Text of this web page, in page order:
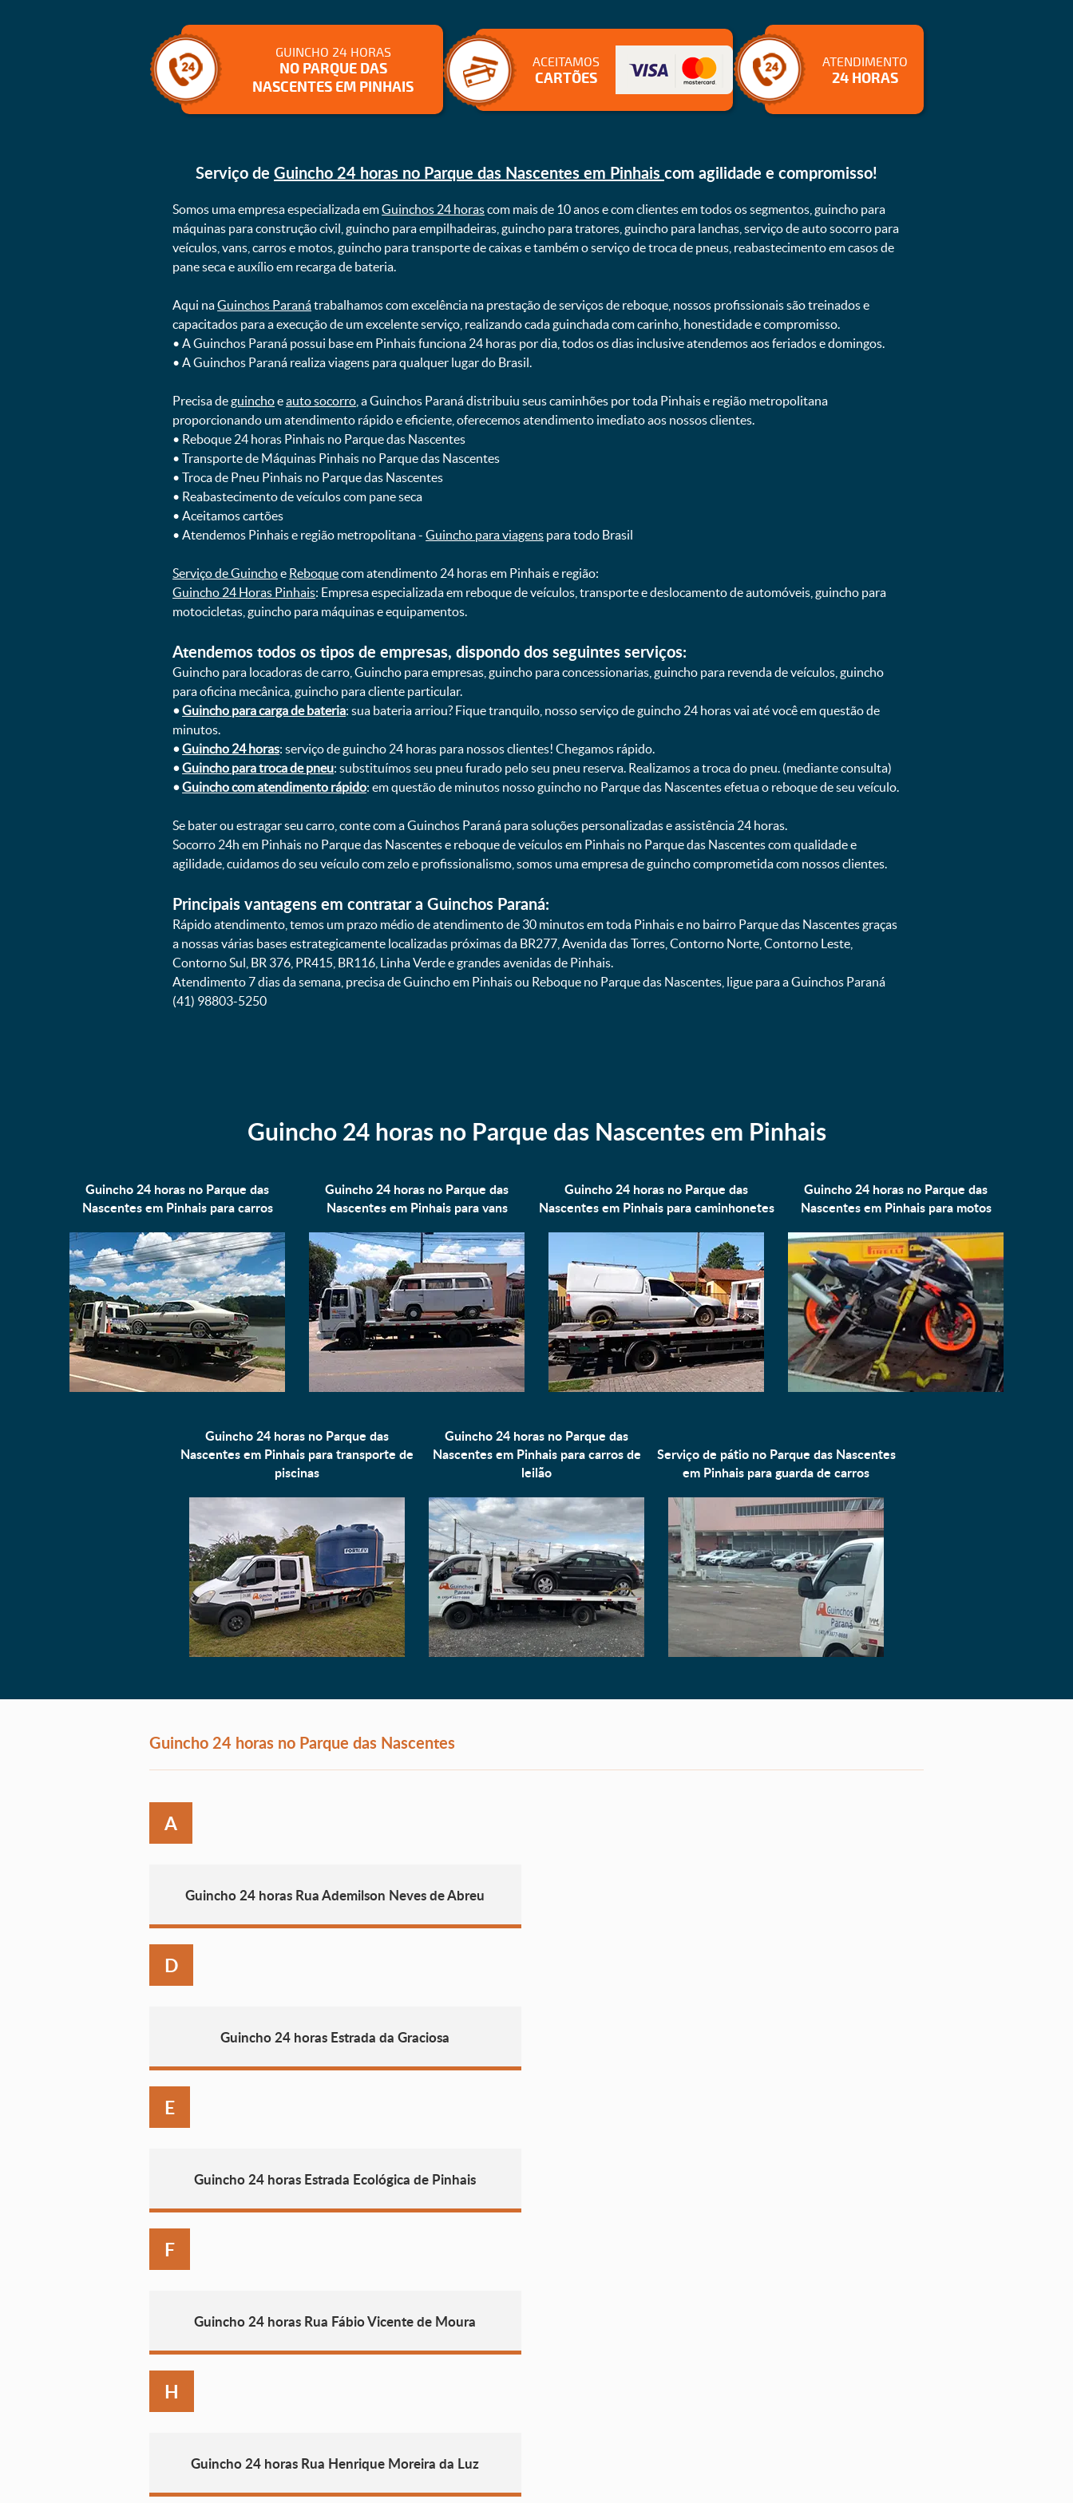
GUINCHO 24 HORAS
NO PARQUE DAS
NASCENTES EM PINHAIS
ACEITAMOS
CARTÕES
ATENDIMENTO
24 HORAS
Serviço de Guincho 24 horas no Parque das Nascentes em Pinhaiscom agilidade e compromisso!
Somos uma empresa especializada emGuinchos 24 horascom mais de 10 anos e com clientes em todos os segmentos, guincho para
máquinas para construção civil, guincho para empilhadeiras, guincho para tratores, guincho para lanchas, serviço de auto socorro para
veículos, vans, carros e motos, guincho para transporte de caixas e também o serviço de troca de pneus, reabastecimento em casos de
pane seca e auxílio em recarga de bateria. ㅤㅤ
Aqui naGuinchos Paranátrabalhamos com excelência na prestação de serviços de reboque, nossos profissionais são treinados e
capacitados para a execução de um excelente serviço, realizando cada guinchada com carinho, honestidade e compromisso.
ㅤㅤ• A Guinchos Paraná possui base em Pinhais funciona 24 horas por dia, todos os dias inclusive atendemos aos feriados e domingos.
ㅤㅤ• A Guinchos Paraná realiza viagens para qualquer lugar do Brasil.
Precisa deguinchoeauto socorro , a Guinchos Paraná distribuiu seus caminhões por toda Pinhais e região metropolitana
proporcionando um atendimento rápido e eficiente, oferecemos atendimento imediato aos nossos clientes.
ㅤㅤ• Reboque 24 horas Pinhais no Parque das Nascentes
ㅤㅤ• Transporte de Máquinas Pinhais no Parque das Nascentes
ㅤㅤ• Troca de Pneu Pinhais no Parque das Nascentes
ㅤㅤ• Reabastecimento de veículos com pane seca
ㅤㅤ• Aceitamos cartões
ㅤㅤ• Atendemos Pinhais e região metropolitana -Guincho para viagens para todo Brasil
Serviço de Guinchoe Reboquecom atendimento 24 horas em Pinhais e região:
Guincho 24 Horas Pinhais: Empresa especializada em reboque de veículos, transporte e deslocamento de automóveis, guincho para
motocicletas, guincho para máquinas e equipamentos.
Atendemos todos os tipos de empresas, dispondo dos seguintes serviços:
Guincho para locadoras de carro, Guincho para empresas, guincho para concessionarias, guincho para revenda de veículos, guincho
para oficina mecânica, guincho para cliente particular.
•Guincho para carga de bateria: sua bateria arriou? Fique tranquilo, nosso serviço de guincho 24 horas vai até você em questão de
minutos.
•Guincho 24 horas: serviço de guincho 24 horas para nossos clientes! Chegamos rápido.
•Guincho para troca de pneu: substituímos seu pneu furado pelo seu pneu reserva. Realizamos a troca do pneu. (mediante consulta)
•Guincho com atendimento rápido: em questão de minutos nosso guincho no Parque das Nascentes efetua o reboque de seu veículo.
Se bater ou estragar seu carro, conte com a Guinchos Paraná para soluções personalizadas e assistência 24 horas.
Socorro 24h em Pinhais no Parque das Nascentes e reboque de veículos em Pinhais no Parque das Nascentes com qualidade e
agilidade, cuidamos do seu veículo com zelo e profissionalismo, somos uma empresa de guincho comprometida com nossos clientes.
Principais vantagens em contratar a Guinchos Paraná:
Rápido atendimento, temos um prazo médio de atendimento de 30 minutos em toda Pinhais e no bairro Parque das Nascentes graças
a nossas várias bases estrategicamente localizadas próximas da BR277, Avenida das Torres, Contorno Norte, Contorno Leste,
Contorno Sul, BR 376, PR415, BR116, Linha Verde e grandes avenidas de Pinhais.
Atendimento 7 dias da semana, precisa de Guincho em Pinhais ou Reboque no Parque das Nascentes, ligue para a Guinchos Paraná
(41) 98803-5250
Guincho 24 horas no Parque das Nascentes em Pinhais
Guincho 24 horas no Parque das
Nascentes em Pinhais paracarros
Guincho 24 horas no Parque das
Nascentes em Pinhais paravans
Guincho 24 horas no Parque das
Nascentes em Pinhais paracaminhonetes
Guincho 24 horas no Parque das
Nascentes em Pinhais para motos
Guincho 24 horas no Parque das
Nascentes em Pinhais paratransporte de
piscinas
Guincho 24 horas no Parque das
Nascentes em Pinhais paracarros de
leilão
Serviço de pátio no Parque das Nascentes
em Pinhais paraguarda de carros
Guincho 24 horas no Parque das Nascentes
A
Guincho 24 horas Rua Ademilson Neves de Abreu
D
Guincho 24 horas Estrada da Graciosa
E
Guincho 24 horas Estrada Ecológica de Pinhais
F
Guincho 24 horas Rua Fábio Vicente de Moura
H
Guincho 24 horas Rua Henrique Moreira da Luz